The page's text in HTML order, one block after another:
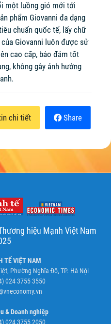
một luồng gió mới tới
phẩm Giovanni đa dạng
chuẩn quốc tế, lấy chữ
Giovanni luôn được sử
cao cấp, bảo đảm tốt
không gây ảnh hưởng
chi tiết Share
hiệu Mạnh Việt Nam
TẾ VIỆT NAM
Phường Nghĩa Đô, TP. Hà Nội
024 3755 3550
& Doanh nghiệp
024 3755 2050